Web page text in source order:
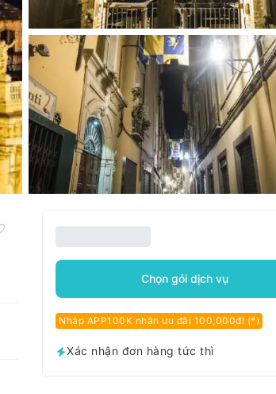
Chọn gói dịch vụ
Nhập APP100K nhận ưu đãi 100,000đ! (*)
Xác nhận đơn hàng tức thì